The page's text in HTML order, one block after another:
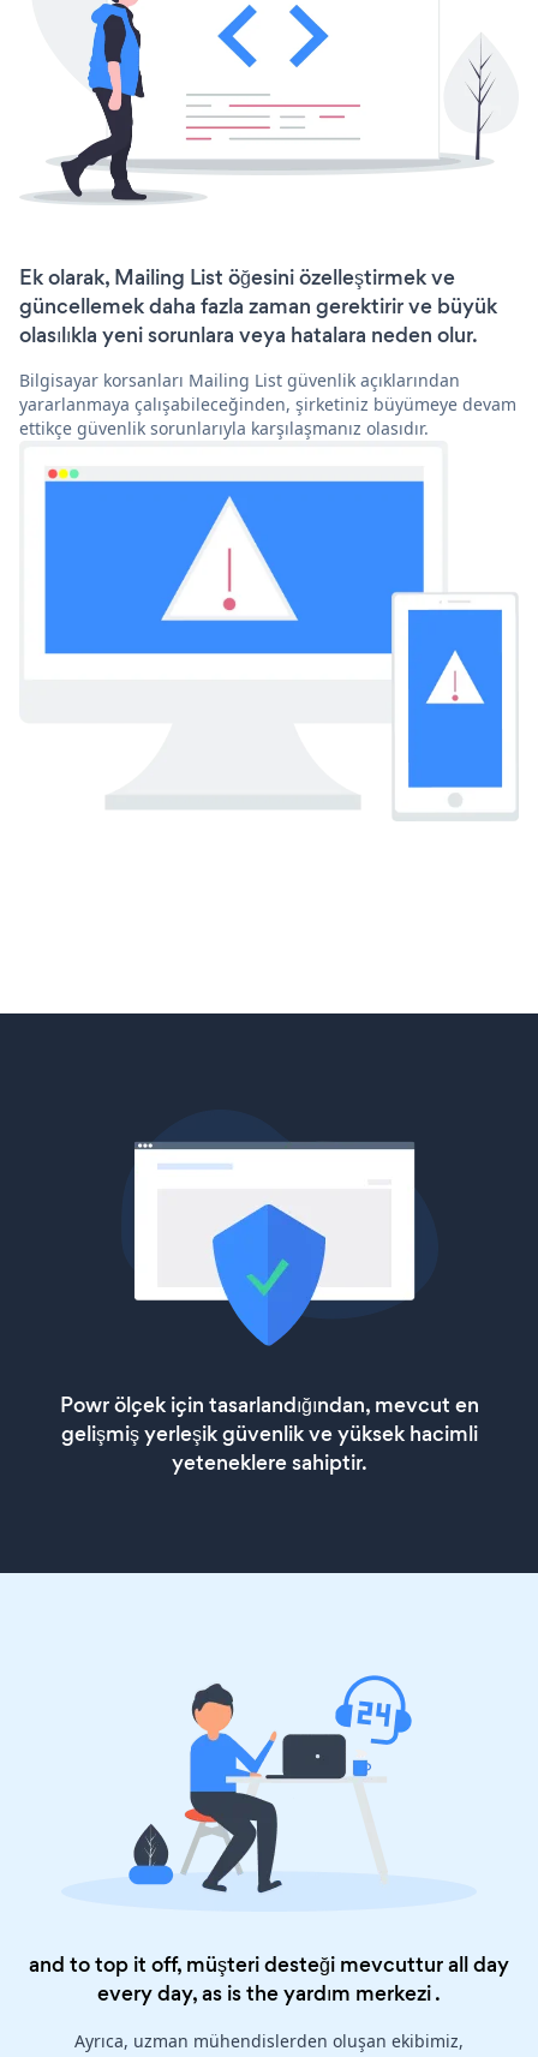
Ek olarak, Mailing List öğesini özelleştirmek ve
güncellemek daha fazla zaman gerektirir ve büyük
olasılıkla yeni sorunlara veya hatalara neden olur.
Bilgisayar korsanları Mailing List güvenlik açıklarından
yararlanmaya çalışabileceğinden, şirketiniz büyümeye devam
ettikçe güvenlik sorunlarıyla karşılaşmanız olasıdır.
Powr ölçek için tasarlandığından, mevcut en
gelişmiş yerleşik güvenlik ve yüksek hacimli
yeteneklere sahiptir.
and to top it off, müşteri desteği mevcuttur all day
every day, as is theyardım merkezi.
Ayrıca, uzman mühendislerden oluşan ekibimiz,